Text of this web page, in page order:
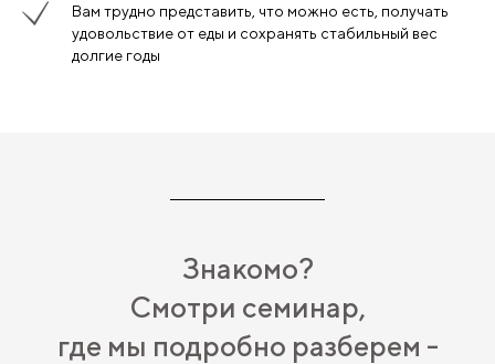
Вам трудно представить, что можно есть, получать
удовольствие от еды и сохранять стабильный вес
долгие годы
Знакомо?
Смотри семинар,
где мы подробно разберем -